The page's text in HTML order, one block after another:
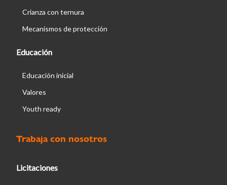
Crianza con ternura
Mecanismos de protección
Educación
Educación inicial
Valores
Youth ready
Trabaja con nosotros
Licitaciones